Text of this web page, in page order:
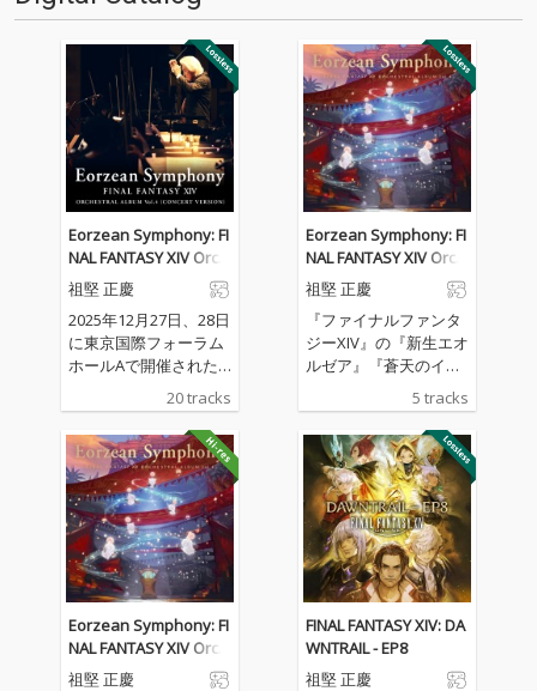
Eorzean Symphony: FI
NAL FANTASY XIV Orch
estral Album Vol. 4 (Co
ncert version)
祖堅 正慶
2025年12月27日、28日
に東京国際フォーラム
ホールAで開催された
『FINAL FANTASY XIV O
RCHESTRA CONCERT 2
025 -Eorzean Sympho
ny-』から、MCパート
を除く当日演奏された
プログラムを収録
20 tracks
Eorzean Symphony: FI
NAL FANTASY XIV Orch
estral Album Vol. 4
祖堅 正慶
『ファイナルファンタ
ジーXIV』の『新生エオ
ルゼア』『蒼天のイシ
ュガルド』『紅蓮のリ
ベレーター』『漆黒の
ヴィランズ』『暁月の
フィナーレ』『黄金の
レガシー』のゲーム実
装楽曲の中から、『FIN
AL FANTASY XIV ORCH
ESTRA CONCERT 2025 -
Eorzean Symphony-』
で演奏された迫力のフ
ルオーケストラアレン
ジ楽曲の数々を収録。
5 tracks
Eorzean Symphony: FI
NAL FANTASY XIV Orch
estral Album Vol. 4
祖堅 正慶
FINAL FANTASY XIV: DA
WNTRAIL - EP8
祖堅 正慶